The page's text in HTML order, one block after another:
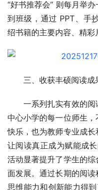
“好书推荐会” 则每月举
到班级，通过 PPT、手
绍书籍的主要内容、精彩
三、收获丰硕阅读
一系列扎实有效的
中心小学的每一位师生
快乐，也为教师专业成长
让阅读真正成为赋能成
活动显著提升了学生的
面发展。通过长期的阅
思维能力和创新能力得